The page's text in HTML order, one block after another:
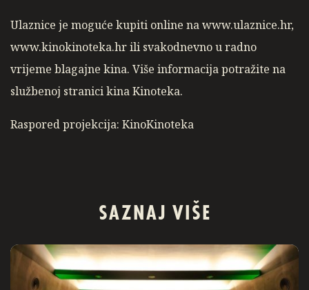
Ulaznice je moguće kupiti online na www.ulaznice.hr,
www.kinokinoteka.hr ili svakodnevno u radno
vrijeme blagajne kina. Više informacija potražite na
službenoj stranici kina Kinoteka.
Raspored projekcija: KinoKinoteka
SAZNAJ VIŠE